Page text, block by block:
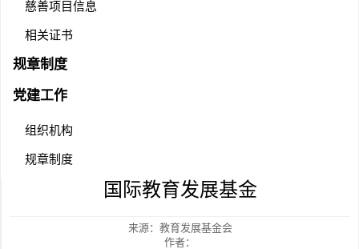
慈善项目信息
相关证书
规章制度
党建工作
组织机构
规章制度
国际教育发展基金
来源：教育发展基金会
作者：